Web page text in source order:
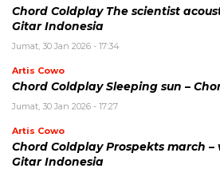
Chord Coldplay The scientist
Gitar Indonesia
Jumat, 30 Jan 2026 - 17:34
Artis Cowo
Chord Coldplay Sleeping sun –
Jumat, 30 Jan 2026 - 17:27
Artis Cowo
Chord Coldplay Prospekts march –
Gitar Indonesia